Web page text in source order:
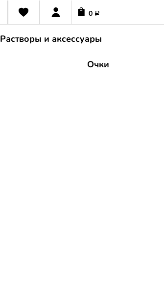
0 Р
Растворы и аксессуары
Очки